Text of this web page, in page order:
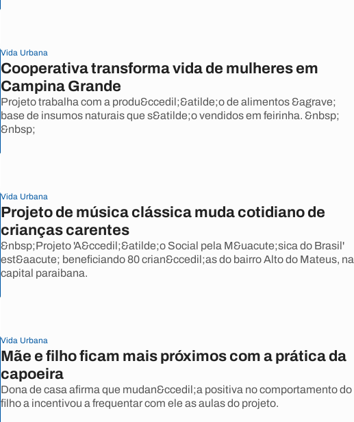
Vida Urbana
Cooperativa transforma vida de mulheres em
Campina Grande
Projeto trabalha com a produ&ccedil;&atilde;o de alimentos &agrave;
base de insumos naturais que s&atilde;o vendidos em feirinha. &nbsp;
&nbsp;
Vida Urbana
Projeto de música clássica muda cotidiano de
crianças carentes
&nbsp;Projeto 'A&ccedil;&atilde;o Social pela M&uacute;sica do Brasil'
est&aacute; beneficiando 80 crian&ccedil;as do bairro Alto do Mateus, na
capital paraibana.
Vida Urbana
Mãe e filho ficam mais próximos com a prática da
capoeira
Dona de casa afirma que mudan&ccedil;a positiva no comportamento do
filho a incentivou a frequentar com ele as aulas do projeto.